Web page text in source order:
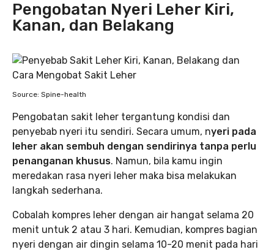
Pengobatan Nyeri Leher Kiri,
Kanan, dan Belakang
Source: Spine-health
Pengobatan sakit leher tergantung kondisi dan
penyebab nyeri itu sendiri. Secara umum, nyeri pada
leher akan sembuh dengan sendirinya tanpa perlu
penanganan khusus. Namun, bila kamu ingin
meredakan rasa nyeri leher maka bisa melakukan
langkah sederhana.
Cobalah kompres leher dengan air hangat selama 20
menit untuk 2 atau 3 hari. Kemudian, kompres bagian
nyeri dengan air dingin selama 10-20 menit pada hari